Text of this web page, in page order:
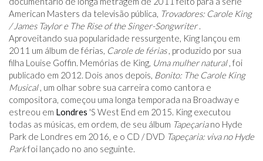
American Masters da televisão pública, Trovadores: Carole King
/ James Taylor e The Rise of the Singer-Songwriter.
Aproveitando sua popularidade ressurgente, King lançou em
2011 um álbum de férias, Carole de férias, produzido por sua
filha Louise Goffin. Memórias de King, Uma mulher natural, foi
publicado em 2012. Dois anos depois, Bonito: The Carole King
Musical, um olhar sobre sua carreira como cantora e
compositora, começou uma longa temporada na Broadway e
estreou em Londres 'S West End em 2015. King executou
todas as músicas, em ordem, de seu álbum Tapeçariano Hyde
Park de Londres em 2016, e o CD / DVD Tapeçaria: viva no Hyde
Parkfoi lançado no ano seguinte.